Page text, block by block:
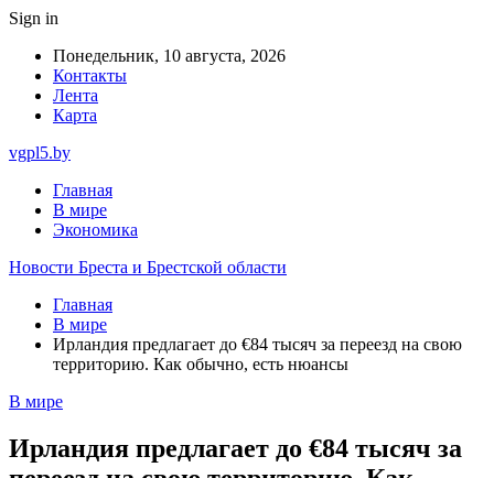
Sign in
Понедельник, 10 августа, 2026
Контакты
Лента
Карта
vgpl5.by
Главная
В мире
Экономика
Новости Бреста и Брестской области
Главная
В мире
Ирландия предлагает до €84 тысяч за переезд на свою
территорию. Как обычно, есть нюансы
В мире
Ирландия предлагает до €84 тысяч за